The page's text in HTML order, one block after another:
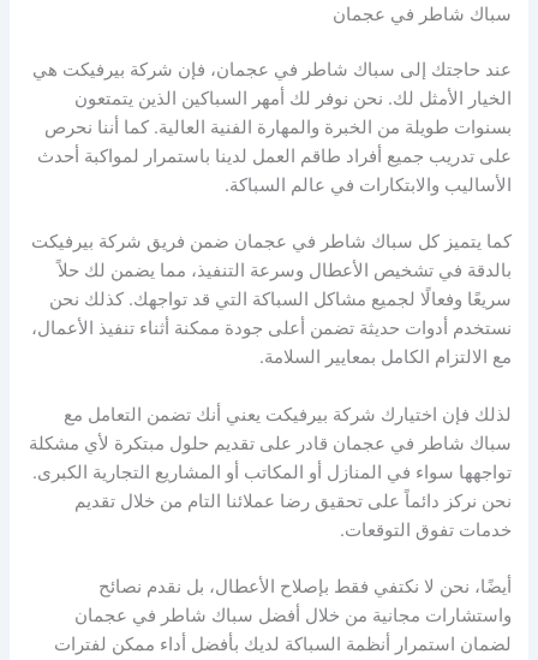
سباك شاطر في عجمان
عند حاجتك إلى سباك شاطر في عجمان، فإن شركة بيرفيكت هي
الخيار الأمثل لك. نحن نوفر لك أمهر السباكين الذين يتمتعون
بسنوات طويلة من الخبرة والمهارة الفنية العالية. كما أننا نحرص
على تدريب جميع أفراد طاقم العمل لدينا باستمرار لمواكبة أحدث
الأساليب والابتكارات في عالم السباكة.
كما يتميز كل سباك شاطر في عجمان ضمن فريق شركة بيرفيكت
بالدقة في تشخيص الأعطال وسرعة التنفيذ، مما يضمن لك حلاً
سريعًا وفعالًا لجميع مشاكل السباكة التي قد تواجهك. كذلك نحن
نستخدم أدوات حديثة تضمن أعلى جودة ممكنة أثناء تنفيذ الأعمال،
مع الالتزام الكامل بمعايير السلامة.
لذلك فإن اختيارك شركة بيرفيكت يعني أنك تضمن التعامل مع
سباك شاطر في عجمان قادر على تقديم حلول مبتكرة لأي مشكلة
تواجهها سواء في المنازل أو المكاتب أو المشاريع التجارية الكبرى.
نحن نركز دائماً على تحقيق رضا عملائنا التام من خلال تقديم
خدمات تفوق التوقعات.
أيضًا، نحن لا نكتفي فقط بإصلاح الأعطال، بل نقدم نصائح
واستشارات مجانية من خلال أفضل سباك شاطر في عجمان
لضمان استمرار أنظمة السباكة لديك بأفضل أداء ممكن لفترات